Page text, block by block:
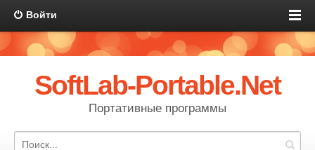
Войти
SoftLab-Portable.Net
Портативные программы